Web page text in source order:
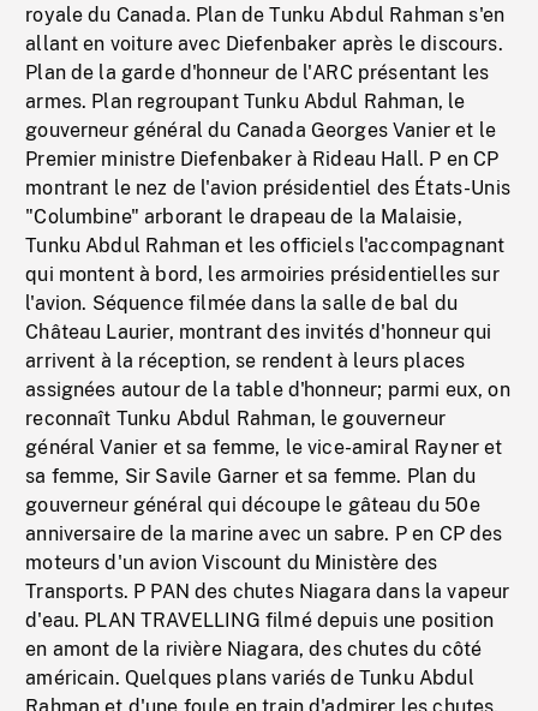
royale du Canada. Plan de Tunku Abdul Rahman s'en
allant en voiture avec Diefenbaker après le discours.
Plan de la garde d'honneur de l'ARC présentant les
armes. Plan regroupant Tunku Abdul Rahman, le
gouverneur général du Canada Georges Vanier et le
Premier ministre Diefenbaker à Rideau Hall. P en CP
montrant le nez de l'avion présidentiel des États-Unis
"Columbine" arborant le drapeau de la Malaisie,
Tunku Abdul Rahman et les officiels l'accompagnant
qui montent à bord, les armoiries présidentielles sur
l'avion. Séquence filmée dans la salle de bal du
Château Laurier, montrant des invités d'honneur qui
arrivent à la réception, se rendent à leurs places
assignées autour de la table d'honneur; parmi eux, on
reconnaît Tunku Abdul Rahman, le gouverneur
général Vanier et sa femme, le vice-amiral Rayner et
sa femme, Sir Savile Garner et sa femme. Plan du
gouverneur général qui découpe le gâteau du 50e
anniversaire de la marine avec un sabre. P en CP des
moteurs d'un avion Viscount du Ministère des
Transports. P PAN des chutes Niagara dans la vapeur
d'eau. PLAN TRAVELLING filmé depuis une position
en amont de la rivière Niagara, des chutes du côté
américain. Quelques plans variés de Tunku Abdul